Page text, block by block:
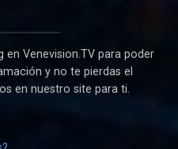
Venevision.TV para poder
y no te pierdas el
en nuestro site para ti.